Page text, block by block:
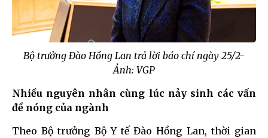
Bộ trưởng Đào Hồng Lan trả lời báo chí ngày 25/2-
Ảnh: VGP
Nhiều nguyên nhân cùng lúc nảy sinh các vấn
đề nóng của ngành
Theo Bộ trưởng Bộ Y tế Đào Hồng Lan, thời gian